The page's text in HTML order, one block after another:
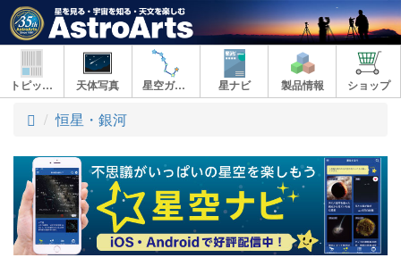
トピックス 天体写真 星空ガイド 星ナビ 製品情報 ショップ
ト
プ
恒星・銀河